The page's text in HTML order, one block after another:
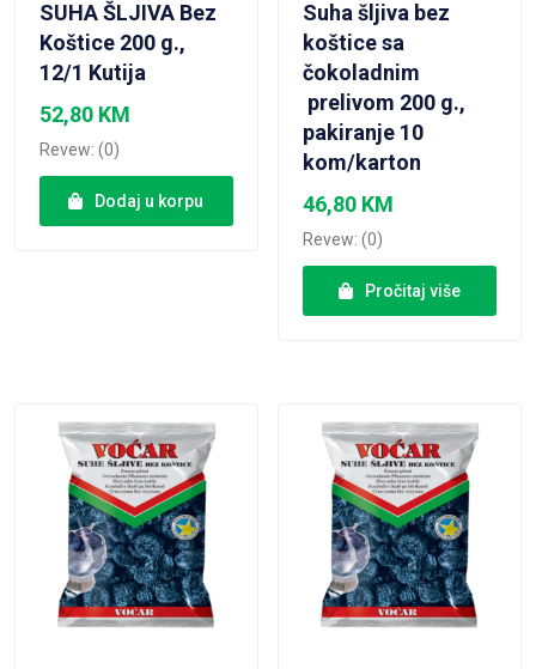
SUHA ŠLJIVA Bez
Koštice 200 g.,
12/1 Kutija
52,80 KM
Revew: (0)
Dodaj u korpu
Suha šljiva bez
koštice sa
čokoladnim
prelivom 200 g.,
pakiranje 10
kom/karton
46,80 KM
Revew: (0)
Pročitaj više